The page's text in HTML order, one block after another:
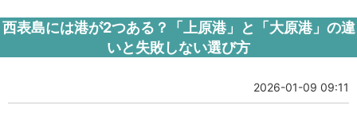
西表島には港が2つある？「上原港」と「大原港」の違
いと失敗しない選び方
2026-01-09 09:11